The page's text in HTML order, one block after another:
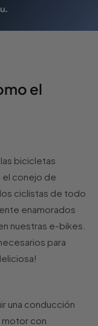
el
bicicletas
el conejo de
los ciclistas de todo
enamorados
nuestras e-bikes.
para
una conducción
motor con